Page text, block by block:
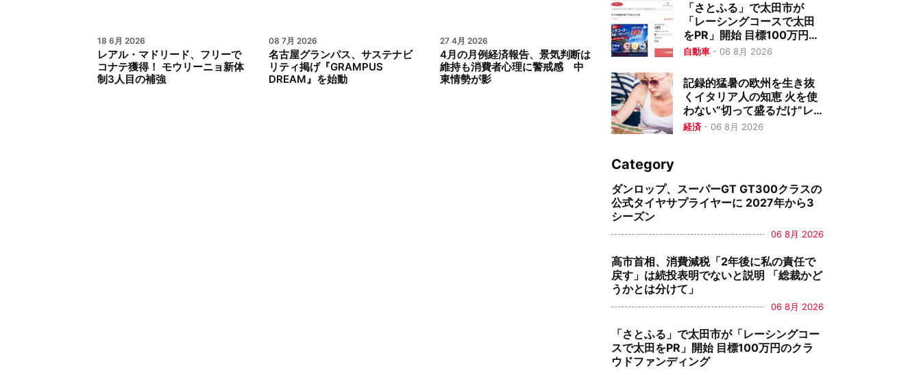
18 6月 2026
レアル・マドリード、フリーで
コナテ獲得！ モウリーニョ新体
制3人目の補強
08 7月 2026
名古屋グランパス、サステナビ
リティ掲げ『GRAMPUS
DREAM』を始動
27 4月 2026
4月の月例経済報告、景気判断は
維持も消費者心理に警戒感 中
東情勢が影
「さとふる」で太田市が
「レーシングコースで太田
をPR」開始 目標100万円の
クラウドファンディング
自動車 - 06 8月 2026
記録的猛暑の欧州を生き抜
くイタリア人の知恵 火を使
わない”切って盛るだけ”レ
シピが日本の夏にも最適
経済 - 06 8月 2026
Category
ダンロップ、スーパーGT GT300クラスの
公式タイヤサプライヤーに 2027年から3
シーズン
06 8月 2026
高市首相、消費減税「2年後に私の責任で
戻す」は続投表明でないと説明 「総裁かど
うかとは分けて」
06 8月 2026
「さとふる」で太田市が「レーシングコー
スで太田をPR」開始 目標100万円のクラ
ウドファンディング